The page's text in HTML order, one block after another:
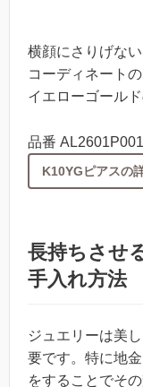
横顔にさりげな
コーディネート
イエローゴール
品番
K10YGピアスの
長持ちさせ
手入れ方法
ジュエリーは美
要です。特に地
をすることでそ